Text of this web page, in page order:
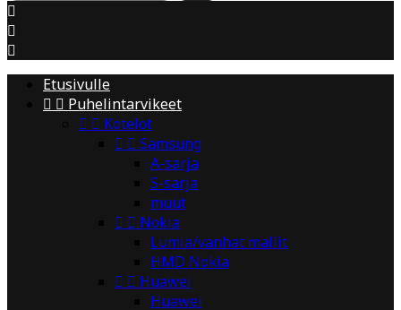



Etusivulle
  Puhelintarvikeet
  Kotelot
  Samsung
A-sarja
S-sarja
muut
  Nokia
Lumia/vanhat mallit
HMD Nokia
  Huawei
Huawei